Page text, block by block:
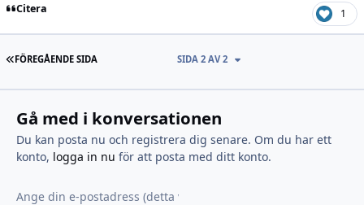
Citera 1
FÖRSTA SIDAN
FÖREGÅENDE SIDA SIDA 2 AV 2
Gå med i konversationen
Du kan posta nu och registrera dig senare. Om du har ett
konto, logga in nu för att posta med ditt konto.